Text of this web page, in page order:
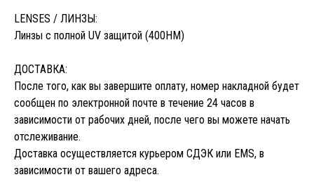
LENSES / ЛИНЗЫ:
Линзы с полной UV защитой (400HM)
ДОСТАВКА:
После того, как вы завершите оплату, номер накладной будет
сообщен по электронной почте в течение 24 часов в
зависимости от рабочих дней, после чего вы можете начать
отслеживание.
Доставка осуществляется курьером СДЭК или EMS, в
зависимости от вашего адреса.